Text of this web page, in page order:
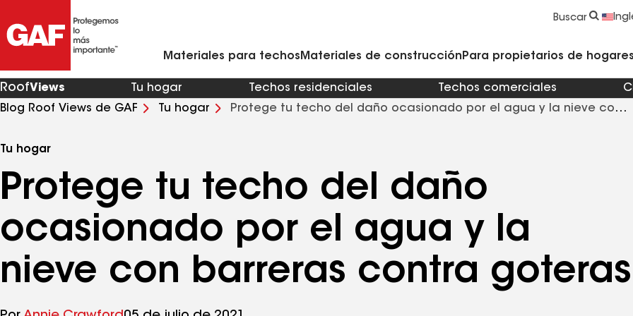
Buscar
Materiales para techos Materiales de construcción Para propietarios de
RoofViews Tu hogar Techos residenciales Techos comerciales
Blog Roof Views de GAF
Tu hogar
Protege tu techo del daño ocasionado por el agua y la nieve con
Tu hogar
Protege tu techo del daño
ocasionado por el agua y la
nieve con barreras contra goteras